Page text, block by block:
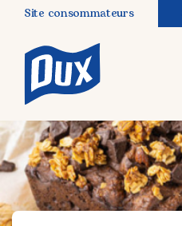
Site consommateurs